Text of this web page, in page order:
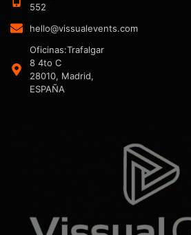
552
hello@vissualevents.com
Oficinas:Trafalgar
8 4to C
28010, Madrid,
ESPAÑA